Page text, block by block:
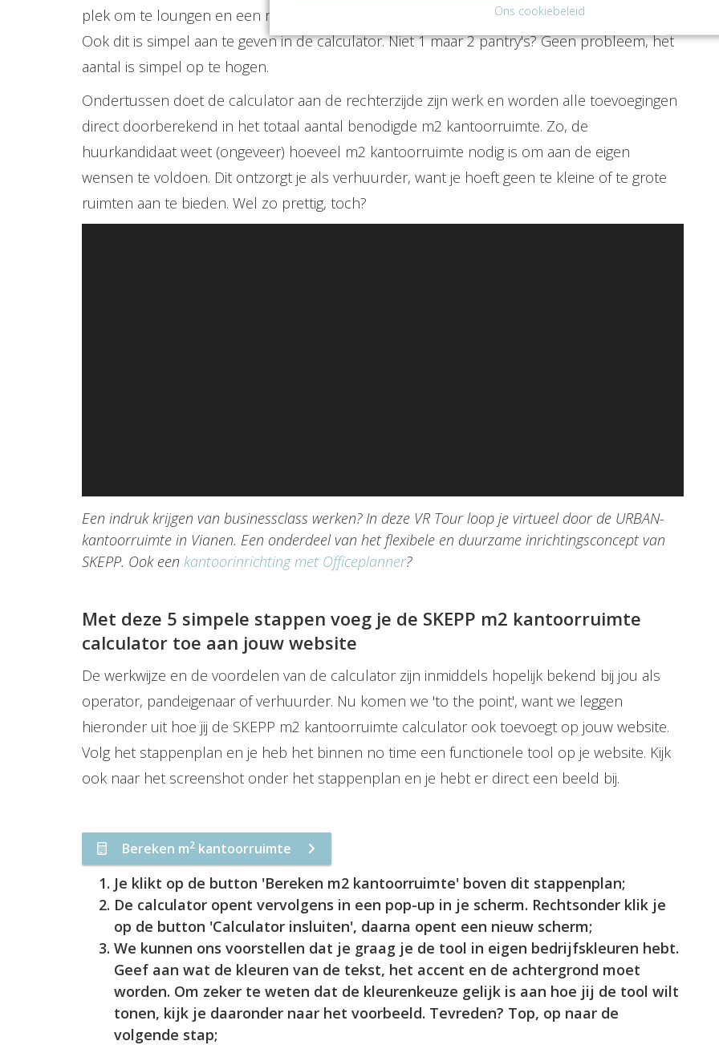
plek om te loungen en een receptiebalie waar receptionisten gasten kunnen ontvangen.
Ook dit is simpel aan te geven in de calculator. Niet 1 maar 2 pantry's? Geen probleem, het
aantal is simpel op te hogen.
Ondertussen doet de calculator aan de rechterzijde zijn werk en worden alle toevoegingen
direct doorberekend in het totaal aantal benodigde m2 kantoorruimte. Zo, de
huurkandidaat weet (ongeveer) hoeveel m2 kantoorruimte nodig is om aan de eigen
wensen te voldoen. Dit ontzorgt je als verhuurder, want je hoeft geen te kleine of te grote
ruimten aan te bieden. Wel zo prettig, toch?
Een indruk krijgen van businessclass werken? In deze VR Tour loop je virtueel door de URBAN-
kantoorruimte in Vianen. Een onderdeel van het flexibele en duurzame inrichtingsconcept van
SKEPP. Ook een kantoorinrichting met Officeplanner?
Met deze 5 simpele stappen voeg je de SKEPP m2 kantoorruimte
calculator toe aan jouw website
De werkwijze en de voordelen van de calculator zijn inmiddels hopelijk bekend bij jou als
operator, pandeigenaar of verhuurder. Nu komen we 'to the point', want we leggen
hieronder uit hoe jij de SKEPP m2 kantoorruimte calculator ook toevoegt op jouw website.
Volg het stappenplan en je heb het binnen no time een functionele tool op je website. Kijk
ook naar het screenshot onder het stappenplan en je hebt er direct een beeld bij.
Bereken m2 kantoorruimte
Je klikt op de button 'Bereken m2 kantoorruimte' boven dit stappenplan;
De calculator opent vervolgens in een pop-up in je scherm. Rechtsonder klik je
op de button 'Calculator insluiten', daarna opent een nieuw scherm;
We kunnen ons voorstellen dat je graag je de tool in eigen bedrijfskleuren hebt.
Geef aan wat de kleuren van de tekst, het accent en de achtergrond moet
worden. Om zeker te weten dat de kleurenkeuze gelijk is aan hoe jij de tool wilt
tonen, kijk je daaronder naar het voorbeeld. Tevreden? Top, op naar de
volgende stap;
Ons cookiebeleid